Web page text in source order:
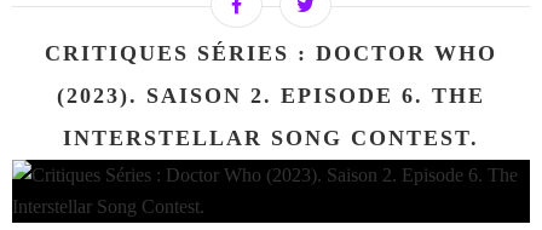
CRITIQUES SÉRIES : DOCTOR WHO
(2023). SAISON 2. EPISODE 6. THE
INTERSTELLAR SONG CONTEST.